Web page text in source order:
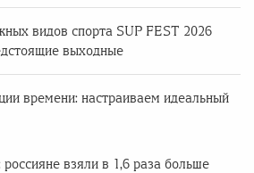
видов спорта SUP FEST 2026
выходные
времени: настраиваем идеальный
взяли в 1,6 раза больше